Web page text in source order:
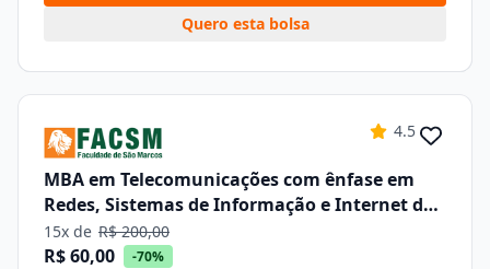
Quero esta bolsa
4.5
MBA em Telecomunicações com ênfase em
Redes, Sistemas de Informação e Internet das
Coisas –iot
15x de R$ 200,00
R$ 60,00 -70%